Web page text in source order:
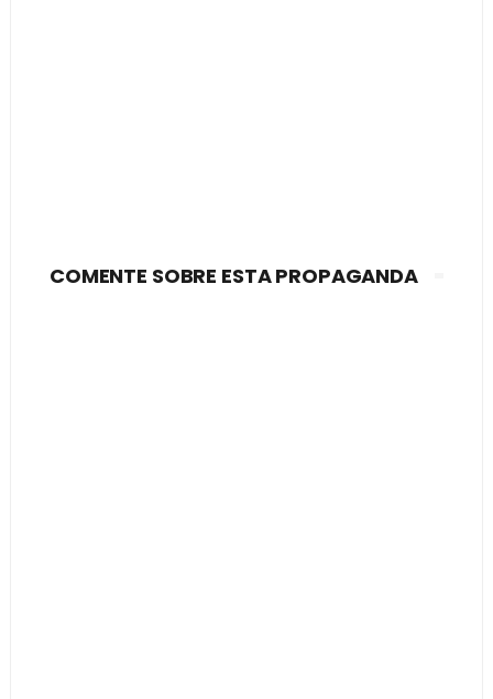
COMENTE SOBRE ESTA PROPAGANDA